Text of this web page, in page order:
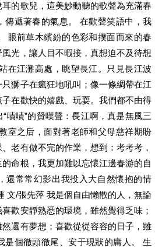
的歌兒，這美妙動聽的歌聲為充滿春
傳遞著春的氣息。 在歡聲笑語中，我
眼前草木繽紛的色彩和撲面而來的春
光，讓人目不暇接，真想迫不及待想
在江灘高處，眺望長江。只見長江波
獅子在瘋狂地吼叫；像一條綢帶在江
在歡快的嬉戲、玩耍。我們都不由得
嘖嘖”的贊嘆聲：長江啊，真是無風三
室之后，面對著老師和父母慈祥期盼
老有做不完的作業，想到：考考考，
命根，我更加難以忘懷江邊春游的自
還常常幻影出我投入大自然懷抱的情
文/張先萍 我是個自由懶散的人，無論
歡安靜熟悉的環境，雖然覺得乏味；
還有夢想；喜歡從從容容的日子，雖
是個徹頭徹尾、安于現狀的庸人。 生